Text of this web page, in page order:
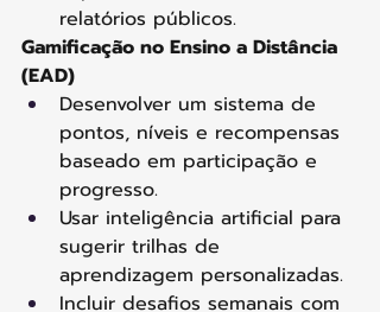
relatórios públicos.
Gamificação no Ensino a Distância
(EAD)
Desenvolver um sistema de
pontos, níveis e recompensas
baseado em participação e
progresso.
Usar inteligência artificial para
sugerir trilhas de
aprendizagem personalizadas.
Incluir desafios semanais com